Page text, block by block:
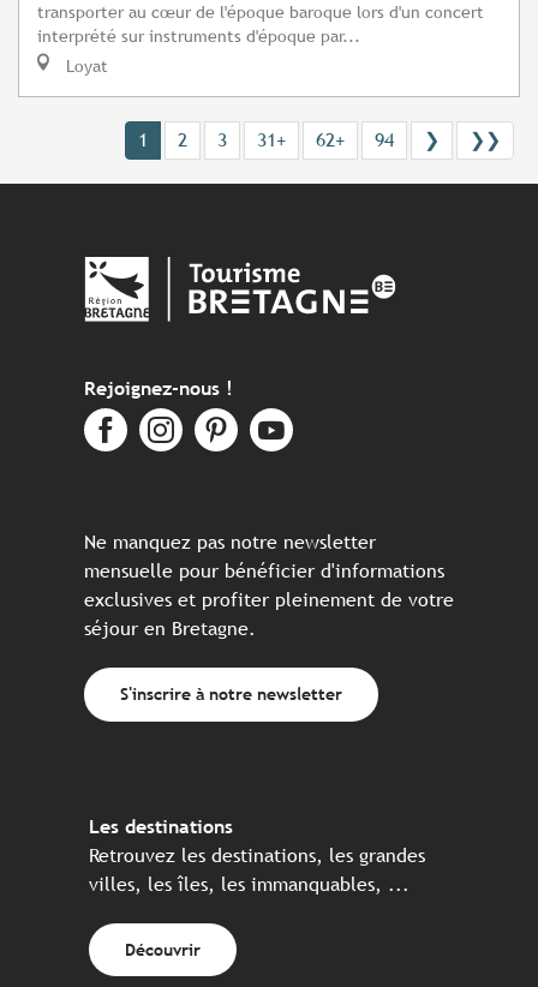
transporter au cœur de l'époque baroque lors d'un concert
interprété sur instruments d'époque par...
Loyat
1 2 3 31+ 62+ 94 ❯ ❯❯
Rejoignez-nous !
Ne manquez pas notre newsletter
mensuelle pour bénéficier d'informations
exclusives et profiter pleinement de votre
séjour en Bretagne.
S'inscrire à notre newsletter
Les destinations
Retrouvez les destinations, les grandes
villes, les îles, les immanquables, ...
Découvrir